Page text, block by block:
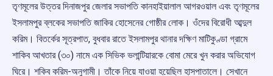
তৃণমূলের উত্তর দিনাজপুর জেলার সভাপতি কানহাইয়ালাল আগরওয়াল এবং তৃণমূলের
ইসলামপুর ব্লকের সভাপতি জাকির হোসেনের গোষ্ঠীর লোক। ওঁদের বিরোধী আব্দুল
করিম। বিতর্কের সূত্রপাত, বুধবার রাতে ইসলামপুর থানার দক্ষিণ মাটিকুণ্ডা গ্রামে
শাকিব আখতার (৩০) নামে এক সিভিক ভলান্টিয়ারকে বোমা মেরে খুন করার অভিযোগ
ঘিরে। শকিব করিম-অনুগামী। তাঁকে নিয়ে যাওয়া হয়েছিল হাসপাতালে। সেখানে